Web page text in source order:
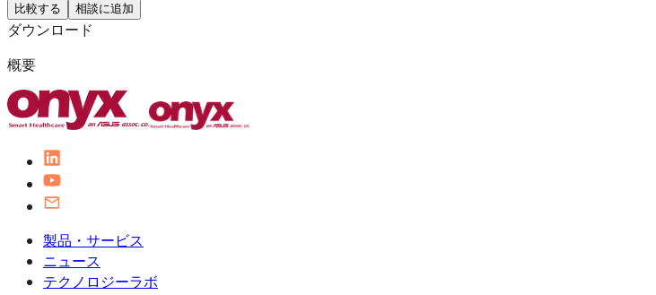
比較する 相談に追加
ダウンロード
概要
製品・サービス
ニュース
テクノロジーラボ